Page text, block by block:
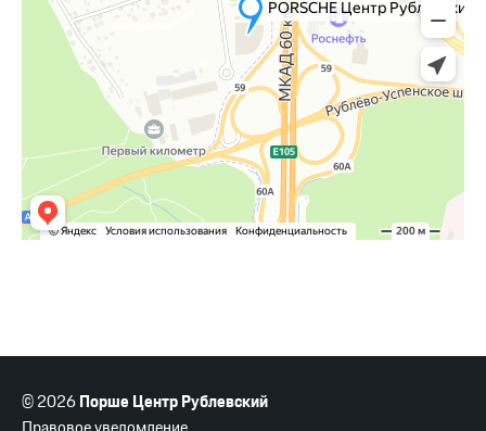
© 2026Порше Центр Рублевский